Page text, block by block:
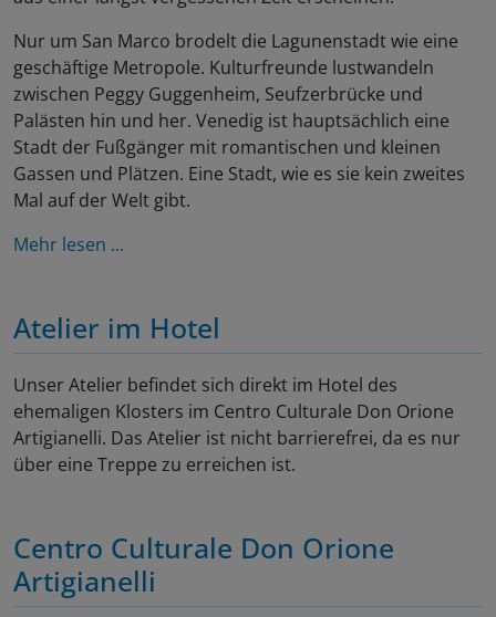
Nur um San Marco brodelt die Lagunenstadt wie eine
geschäftige Metropole. Kulturfreunde lustwandeln
zwischen Peggy Guggenheim, Seufzerbrücke und
Palästen hin und her. Venedig ist hauptsächlich eine
Stadt der Fußgänger mit romantischen und kleinen
Gassen und Plätzen. Eine Stadt, wie es sie kein zweites
Mal auf der Welt gibt.
Mehr lesen ...
Atelier im Hotel
Unser Atelier befindet sich direkt im Hotel des
ehemaligen Klosters im Centro Culturale Don Orione
Artigianelli. Das Atelier ist nicht barrierefrei, da es nur
über eine Treppe zu erreichen ist.
Centro Culturale Don Orione
Artigianelli